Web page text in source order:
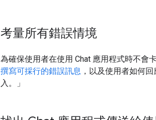
考量所有錯誤情境
為確保使用者在使用 Chat 應用程式時不會
撰寫可採行的錯誤訊息 ，以及使用者如何
入。」